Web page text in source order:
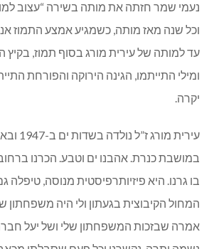
נעמי שמר חזתה את מותה בשירה “עצוב
וכל שנה מאז מותה, כשמגיע אמצע התמוז
עד למותה של עירית מורג בסוף תמוז, בקיץ
ומילי התייתמו, הגינה הירוקה והפורחת
יקרה.
עירית
במושבת כנרת. אהבנו ים וטבע. הכרנו
בו גרנו. היא פיזיותרפיסטית מנוסה, טיפלה
המחול הקיבוצית בגעתון ולי היה
אמרה שבזכות המשפחתון שלי ושל יעל